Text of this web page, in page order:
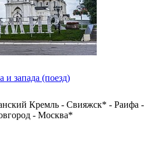
и запада (поезд)
Кремль - Свияжск* - Раифа -
- Москва*